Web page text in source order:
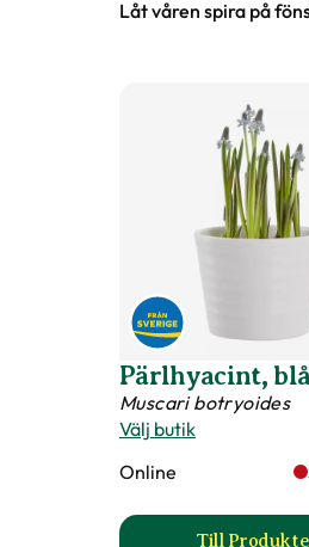
Låt våren spira på
Pärlhyacint,
Muscari botryoides
Välj butik
Online
Till